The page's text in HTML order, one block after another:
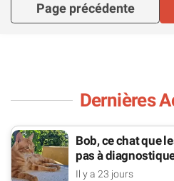
Page précédente
Dernières
Bob, ce chat que
pas à
bat pour lui
Il y a 23 jours